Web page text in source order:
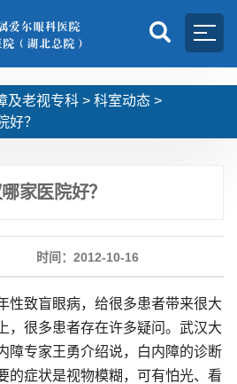
及老视专科 > 科室动态 >
好？
家医院好？
时间：2012-10-16
性致盲眼病，给很多患者带来很大
，很多患者存在许多疑问。武汉大
障专家王勇介绍说，白内障的诊断
的症状是视物模糊，可有怕光、看